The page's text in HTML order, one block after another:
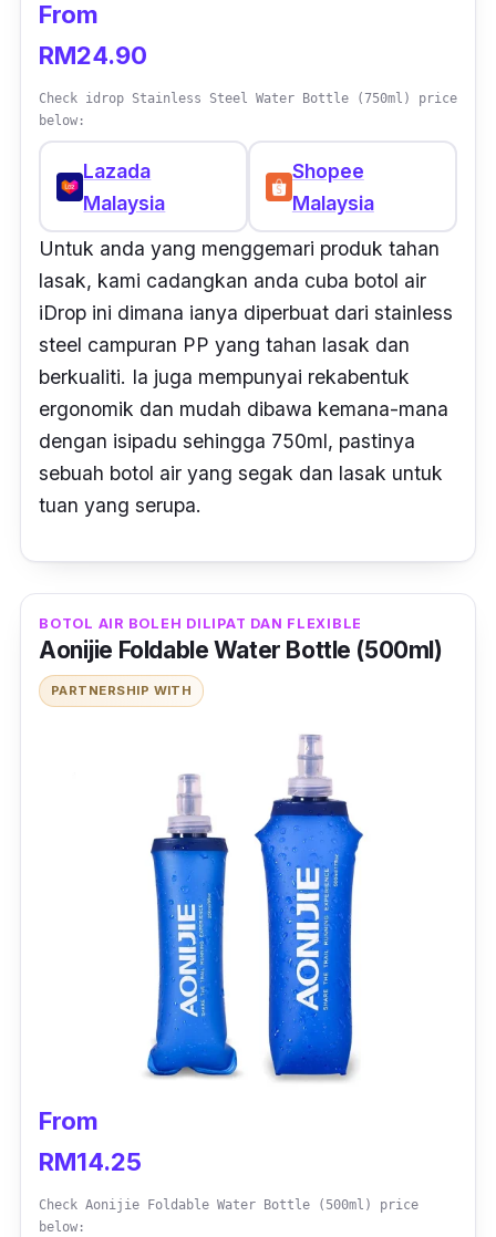
From
RM24.90
Check idrop Stainless Steel Water Bottle (750ml) price
below:
Lazada
Malaysia
Shopee
Malaysia
Untuk anda yang menggemari produk tahan
lasak, kami cadangkan anda cuba botol air
iDrop ini dimana ianya diperbuat dari stainless
steel campuran PP yang tahan lasak dan
berkualiti. Ia juga mempunyai rekabentuk
ergonomik dan mudah dibawa kemana-mana
dengan isipadu sehingga 750ml, pastinya
sebuah botol air yang segak dan lasak untuk
tuan yang serupa.
BOTOL AIR BOLEH DILIPAT DAN FLEXIBLE
Aonijie Foldable Water Bottle (500ml)
PARTNERSHIP WITH
From
RM14.25
Check Aonijie Foldable Water Bottle (500ml) price
below: